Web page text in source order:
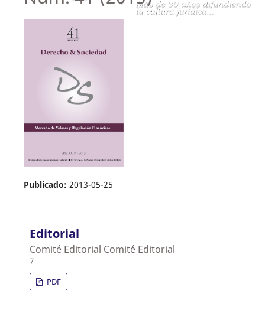
Publicado: 2013-05-25
Editorial
Comité Editorial Comité Editorial
7
PDF